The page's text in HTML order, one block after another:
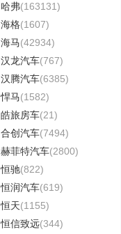
哈弗(163131)
海格(1607)
海马(42934)
汉龙汽车(767)
汉腾汽车(6385)
悍马(1582)
皓旅房车(21)
合创汽车(7494)
赫菲特汽车(2800)
恒驰(822)
恒润汽车(619)
恒天(1155)
恒信致远(344)